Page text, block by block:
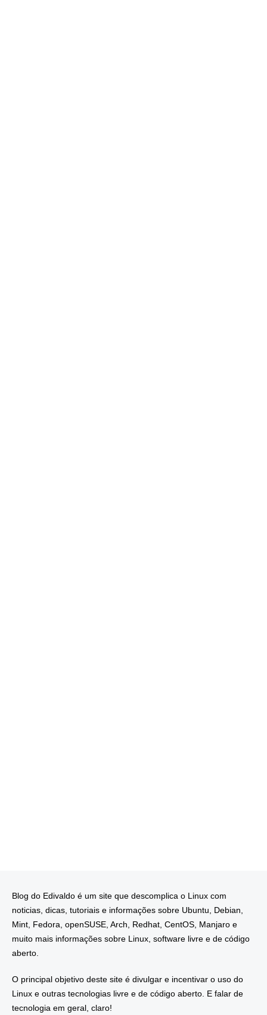
Blog do Edivaldo é um site que descomplica o Linux com
noticias, dicas, tutoriais e informações sobre Ubuntu, Debian,
Mint, Fedora, openSUSE, Arch, Redhat, CentOS, Manjaro e
muito mais informações sobre Linux, software livre e de código
aberto.
O principal objetivo deste site é divulgar e incentivar o uso do
Linux e outras tecnologias livre e de código aberto. E falar de
tecnologia em geral, claro!